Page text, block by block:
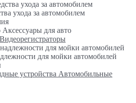
ухода за автомобилем
Аксессуары для авто
Видеорегистраторы
для мойки автомобилей
Автомобильные